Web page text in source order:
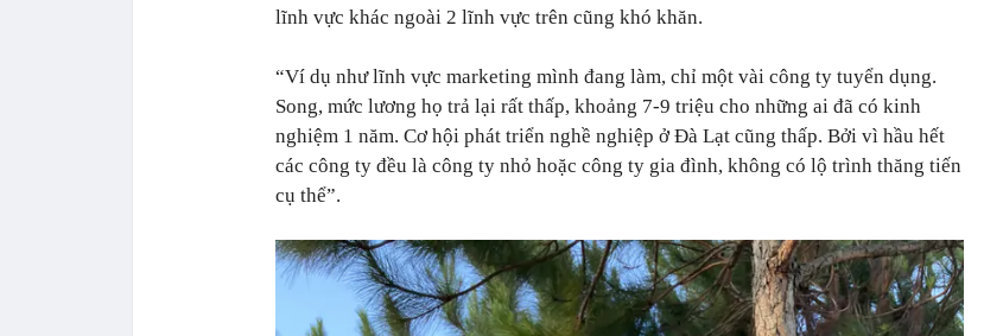
lĩnh vực khác ngoài 2 lĩnh vực trên cũng khó khăn.
“Ví dụ như lĩnh vực marketing mình đang làm, chỉ một vài công ty tuyển dụng.
Song, mức lương họ trả lại rất thấp, khoảng 7-9 triệu cho những ai đã có kinh
nghiệm 1 năm. Cơ hội phát triển nghề nghiệp ở Đà Lạt cũng thấp. Bởi vì hầu hết
các công ty đều là công ty nhỏ hoặc công ty gia đình, không có lộ trình thăng tiến
cụ thể”.